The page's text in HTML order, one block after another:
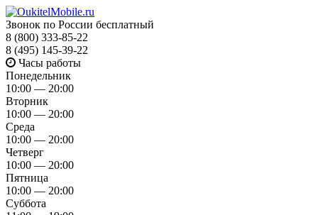
Звонок по России бесплатный
8 (800) 333-85-22
8 (495) 145-39-22
Часы работы
Понедельник
10:00 — 20:00
Вторник
10:00 — 20:00
Среда
10:00 — 20:00
Четверг
10:00 — 20:00
Пятница
10:00 — 20:00
Суббота